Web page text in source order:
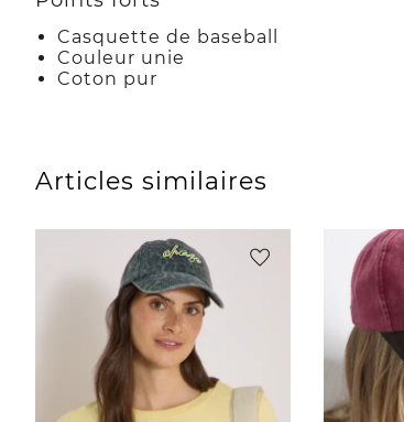
Casquette de baseball
Couleur unie
Coton pur
Articles similaires